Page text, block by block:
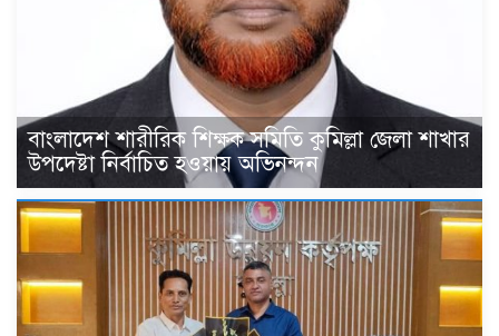
বাংলাদেশ শারীরিক শিক্ষক সমিতি কুমিল্লা জেলা শাখার
উপদেষ্টা নির্বাচিত হওয়ায় অভিনন্দন